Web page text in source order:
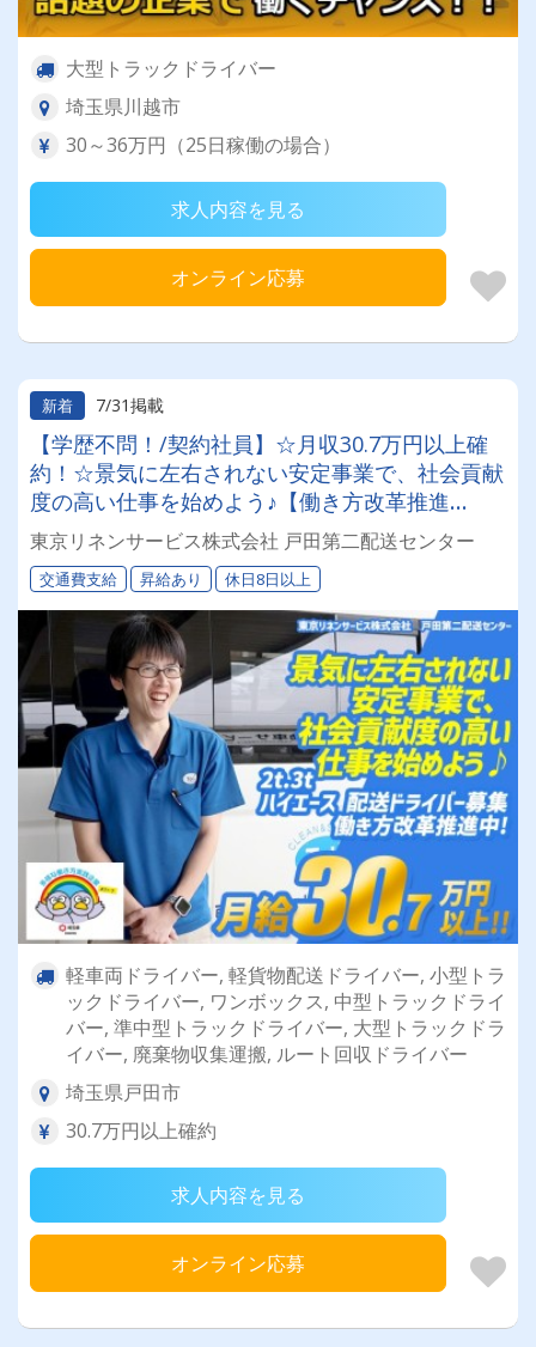
大型トラックドライバー
埼玉県川越市
30～36万円（25日稼働の場合）
求人内容を見る
オンライン応募
新着 7/31掲載
【学歴不問！/契約社員】☆月収30.7万円以上確
約！☆景気に左右されない安定事業で、社会貢献
度の高い仕事を始めよう♪【働き方改革推進
中！】☆正社員も同時募集☆◎昇給あり◎交通費
別途支給◎
東京リネンサービス株式会社 戸田第二配送センター
交通費支給 昇給あり 休日8日以上
軽車両ドライバー, 軽貨物配送ドライバー, 小型トラ
ックドライバー, ワンボックス, 中型トラックドライ
バー, 準中型トラックドライバー, 大型トラックドラ
イバー, 廃棄物収集運搬, ルート回収ドライバー
埼玉県戸田市
30.7万円以上確約
求人内容を見る
オンライン応募